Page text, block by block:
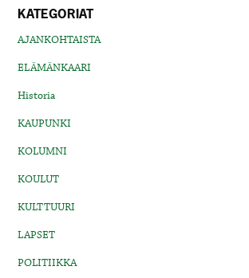
KATEGORIAT
AJANKOHTAISTA
ELÄMÄNKAARI
Historia
KAUPUNKI
KOLUMNI
KOULUT
KULTTUURI
LAPSET
POLITIIKKA